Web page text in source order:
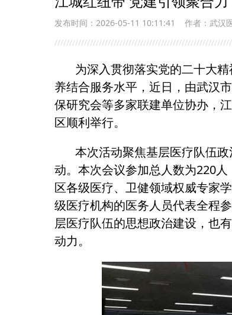
发布时间：2026-05-11 10:11:41 作者：武汉
为深入贯彻落实党的二十大精
养结合服务水平，近日，由武汉
保研究会等多家联建单位协办，
区顺利举行。
本次活动聚焦基层医疗队伍政
动。本次会议参加总人数为220
区各级医疗、卫健领域权威专家
级医疗机构的医务人员代表全程
层医疗队伍的思想政治建设，也
动力。